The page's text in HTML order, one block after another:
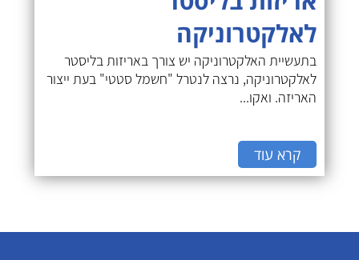
לאלקטרוניקה
בתעשיית האלקטרוניקה יש צורך באריזות בליסטר
לאלקטרוניקה, נרצה לנטרל "חשמל סטטי" בעת ייצור
האריזה. ואקו...
קרא עוד